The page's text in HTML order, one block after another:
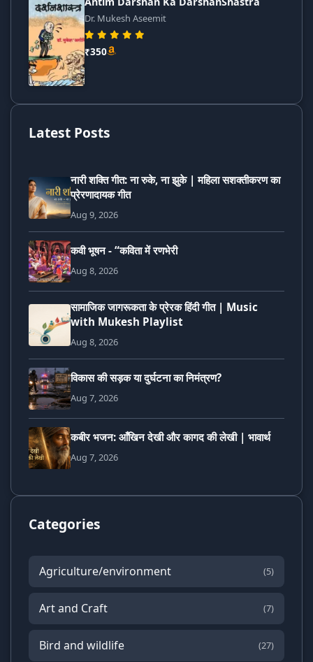
Dr. Mukesh Aseemit
₹350
Latest Posts
नारी शक्ति गीत: ना रुके, ना झुके | महिला सशक्तीकरण का
प्रेरणादायक गीत
Aug 9, 2026
कवी भूषन - “कविता में रणभेरी
Aug 8, 2026
सामाजिक जागरूकता के प्रेरक हिंदी गीत | Music
with Mukesh Playlist
Aug 8, 2026
विकास की सड़क या दुर्घटना का निमंत्रण?
Aug 7, 2026
कबीर भजन: आँखिन देखी और कागद की लेखी | भावार्थ
Aug 7, 2026
Categories
Agriculture/environment (5)
Art and Craft (7)
Bird and wildlife (27)